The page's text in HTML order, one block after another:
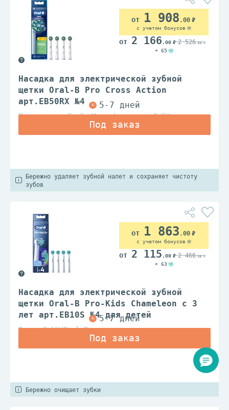
Насадка для электрической зубной
щетки Oral-B Pro Cross Action
арт.EB50RX №4
Проктэр энд Гэмбл Мэньюфэкчуринг ГмбХ
1 908 .00
с учетом бонусов
2 166 .00 2 526.00
+ 65
Бережно удаляет зубной налет и сохраняет чистоту
зубов
Насадка для электрической зубной
щетки Oral-B Pro-Kids Chameleon с 3
лет арт.EB10S №4 для детей
Braun GmbH/Oral B
1 863 .00
с учетом бонусов
2 115 .00 2 466.00
+ 63
Бережно очищает зубки